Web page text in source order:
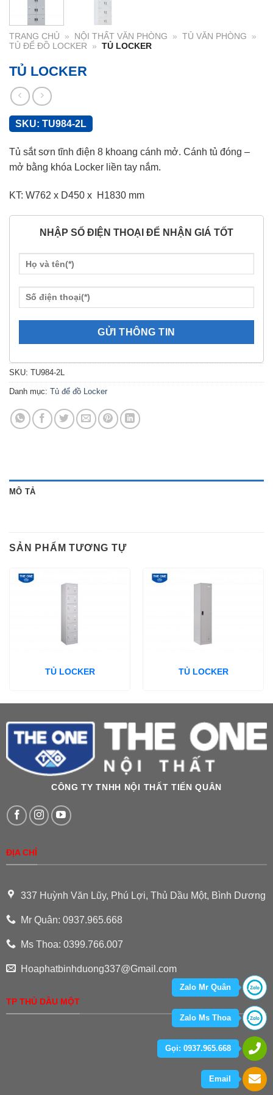
TRANG CHỦ » NỘI THẤT VĂN PHÒNG » TỦ VĂN PHÒNG
»
TỦ ĐỂ ĐỒ LOCKER
» TỦ LOCKER
TỦ LOCKER
SKU: TU984-2L
Tủ sắt sơn tĩnh điện 8 khoang cánh mở. Cánh tủ đóng –
mở bằng khóa Locker liền tay nắm.
KT: W762 x D450 x H1830 mm
NHẬP SỐ ĐIỆN THOẠI ĐỂ NHẬN GIÁ TỐT
SKU: TU984-2L
Danh mục: Tủ để đồ Locker
MÔ TẢ
SẢN PHẨM TƯƠNG TỰ
TỦ LOCKER TỦ LOCKER
CÔNG TY TNHH NỘI THẤT TIẾN QUÂN
ĐỊA CHỈ
337 Huỳnh Văn Lũy, Phú Lợi, Thủ Dầu Một, Bình Dương
Mr Quân: 0937.965.668
Ms Thoa: 0399.766.007
Hoaphatbinhduong337@Gmail.com
TP THỦ DẦU MỘT
Zalo Mr Quân
Zalo Ms Thoa
Gọi: 0937.965.668
Email